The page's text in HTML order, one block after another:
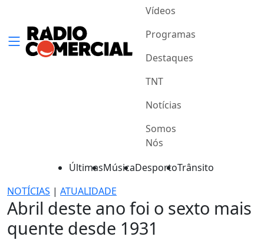
Vídeos
Programas
Destaques
TNT
Notícias
Somos
Nós
ÚltimasMúsicaDesportoTrânsito
NOTÍCIAS | ATUALIDADE
Abril deste ano foi o sexto mais
quente desde 1931